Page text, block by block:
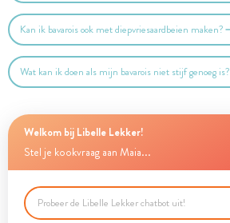
Kan ik bavarois ook met diepvriesaardbeien maken?
Wat kan ik doen als mijn bavarois niet stijf genoeg is?
Welkom bij Libelle Lekker!
Stel je kookvraag aan Maia...